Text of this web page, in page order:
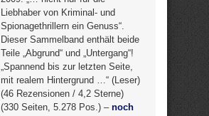
Liebhaber von Kriminal- und
Spionagethrillern ein Genuss“.
Dieser Sammelband enthält beide
Teile „Abgrund“ und „Untergang“!
„Spannend bis zur letzten Seite,
mit realem Hintergrund …“ (Leser)
(46 Rezensionen / 4,2 Sterne)
(330 Seiten, 5.278 Pos.) – noch